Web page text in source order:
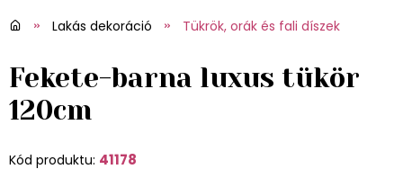
Lakás dekoráció Tükrök, orák és fali díszek
Fekete-barna luxus tükör
120cm
Kód produktu: 41178